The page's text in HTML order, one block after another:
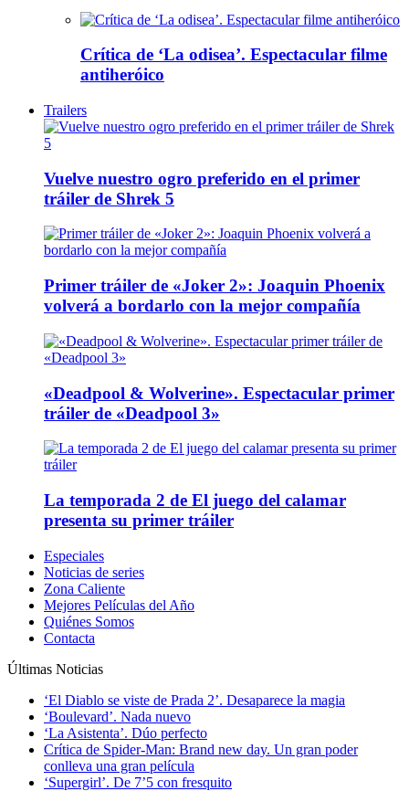
Crítica de ‘La odisea’. Espectacular filme
antiheróico
Trailers
Vuelve nuestro ogro preferido en el primer
tráiler de Shrek 5
Primer tráiler de «Joker 2»: Joaquin Phoenix
volverá a bordarlo con la mejor compañía
«Deadpool & Wolverine». Espectacular primer
tráiler de «Deadpool 3»
La temporada 2 de El juego del calamar
presenta su primer tráiler
Especiales
Noticias de series
Zona Caliente
Mejores Películas del Año
Quiénes Somos
Contacta
Últimas Noticias
‘El Diablo se viste de Prada 2’. Desaparece la magia
‘Boulevard’. Nada nuevo
‘La Asistenta’. Dúo perfecto
Crítica de Spider-Man: Brand new day. Un gran poder
conlleva una gran película
‘Supergirl’. De 7’5 con fresquito